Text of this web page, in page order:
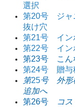
選択
第20号 ジャ
抜け穴
第21号 イン
第22号 イン
第23号 こん
第24号 贈与
第25号 外形
追加へ
第26号 コス